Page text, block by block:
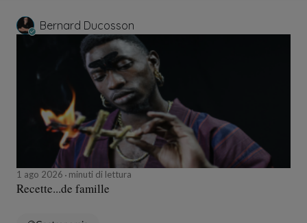
Bernard Ducosson
1 ago 2026 minuti di lettura
Recette...de famille